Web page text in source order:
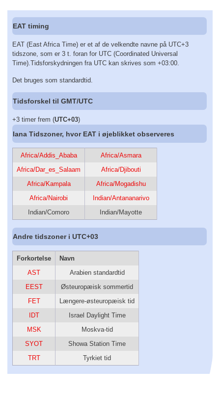
EAT timing
EAT (East Africa Time) er et af de velkendte navne på UTC+3
tidszone, som er 3 t. foran for UTC (Coordinated Universal
Time).Tidsforskydningen fra UTC kan skrives som +03:00.
Det bruges som standardtid.
Tidsforskel til GMT/UTC
+3 timer frem (UTC+03)
Iana Tidszoner, hvor EAT i øjeblikket observeres
Africa/Addis_Ababa
Africa/Asmara
Africa/Dar_es_Salaam
Africa/Djibouti
Africa/Kampala
Africa/Mogadishu
Africa/Nairobi
Indian/Antananarivo
Indian/Comoro
Indian/Mayotte
Andre tidszoner i UTC+03
Forkortelse
Navn
AST
Arabien standardtid
EEST
Østeuropæisk sommertid
FET
Længere-østeuropæisk tid
IDT
Israel Daylight Time
MSK
Moskva-tid
SYOT
Showa Station Time
TRT
Tyrkiet tid